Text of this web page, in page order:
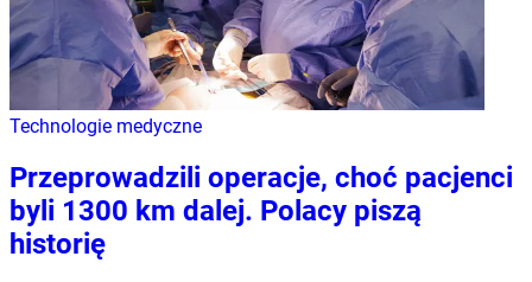
Technologie medyczne
Przeprowadzili operacje, choć pacjenci
byli 1300 km dalej. Polacy piszą
historię